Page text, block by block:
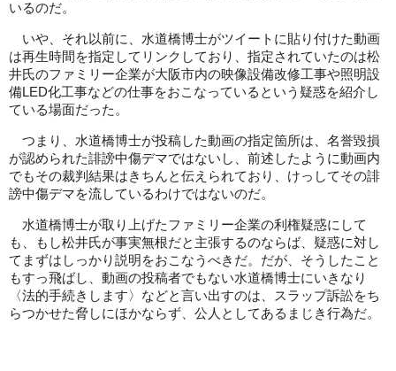
いるのだ。
いや、それ以前に、水道橋博士がツイートに貼り付けた動画
は再生時間を指定してリンクしており、指定されていたのは松
井氏のファミリー企業が大阪市内の映像設備改修工事や照明設
備LED化工事などの仕事をおこなっているという疑惑を紹介し
ている場面だった。
つまり、水道橋博士が投稿した動画の指定箇所は、名誉毀損
が認められた誹謗中傷デマではないし、前述したように動画内
でもその裁判結果はきちんと伝えられており、けっしてその誹
謗中傷デマを流しているわけではないのだ。
水道橋博士が取り上げたファミリー企業の利権疑惑にして
も、もし松井氏が事実無根だと主張するのならば、疑惑に対し
てまずはしっかり説明をおこなうべきだ。だが、そうしたこと
もすっ飛ばし、動画の投稿者でもない水道橋博士にいきなり
〈法的手続きします〉などと言い出すのは、スラップ訴訟をち
らつかせた脅しにほかならず、公人としてあるまじき行為だ。